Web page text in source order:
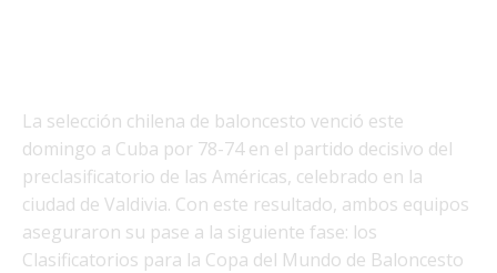
La selección chilena de baloncesto venció este
domingo a Cuba por 78-74 en el partido decisivo del
preclasificatorio de las Américas, celebrado en la
ciudad de Valdivia. Con este resultado, ambos equipos
aseguraron su pase a la siguiente fase: los
Clasificatorios para la Copa del Mundo de Baloncesto